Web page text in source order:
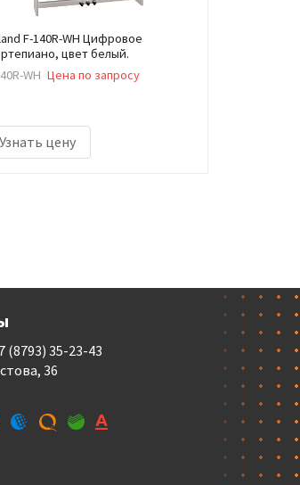
F-140R-WH Цифровое
цвет белый.
WH Цена по запросу
Узнать цену
(8793) 35-23-43
36